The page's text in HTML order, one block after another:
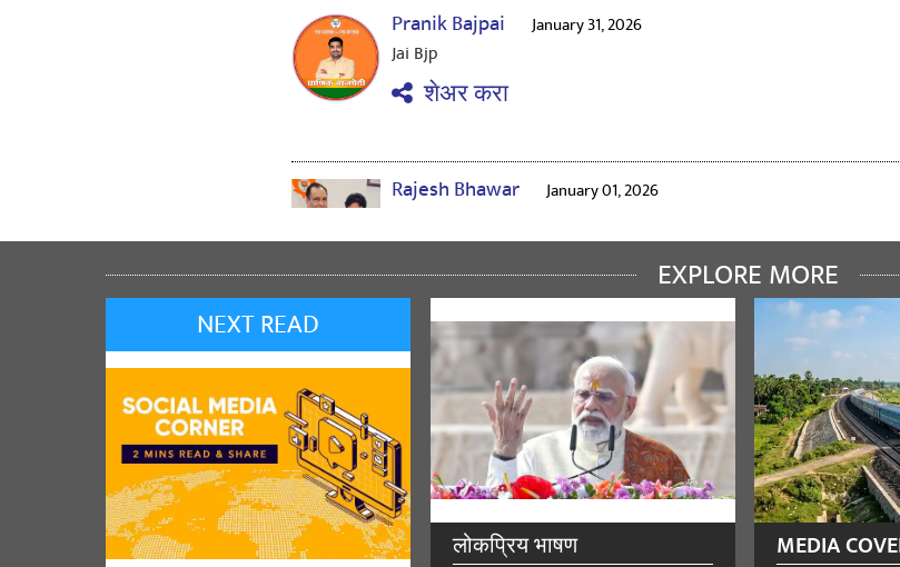
Pranik Bajpai January 31, 2026
Jai Bjp
शेअर करा
Rajesh Bhawar January 01, 2026
Ambikesh Pandey August 15, 2023
शेअर करा
Awadh Kishor Singh August 15, 2023
keep it up Well pledge Best wishes men's hockey India team
EXPLORE MORE
NEXT READ
लोकप्रिय भाषण MEDIA